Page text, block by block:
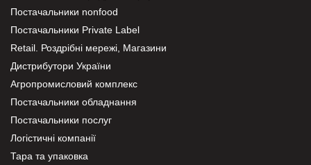
Постачальники nonfood
Постачальники Private Label
Retail. Роздрібні мережі, Магазини
Дистрибутори України
Агропромисловий комплекс
Постачальники обладнання
Постачальники послуг
Логістичні компанії
Тара та упаковка